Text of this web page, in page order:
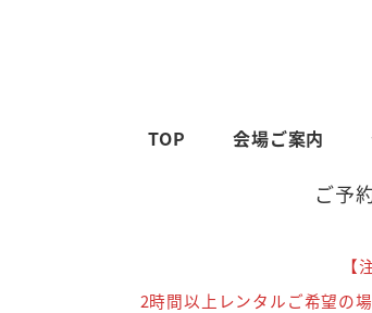
TOP 会場ご案内
ご予
【
2時間以上レンタルご希望の